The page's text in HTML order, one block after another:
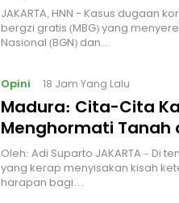
JAKARTA, HNN - Kasus dugaan
bergzi gratis (MBG) yang
Nasional (BGN) dan…
Opini 18 Jam Yang Lalu
Madura: Cita-Cita
Menghormati Tanah
Oleh: Adi Suparto JAKARTA – Di
yang kerap menyisakan kisah
harapan bagi…